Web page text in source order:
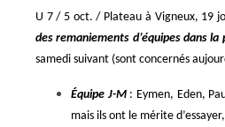
U 7 / 5 oct. / Plateau à Vigneux, 19
des remaniements d’équipes dans
samedi suivant (sont concernés
Équipe J-M: Eymen, Eden,
mais ils ont le mérite